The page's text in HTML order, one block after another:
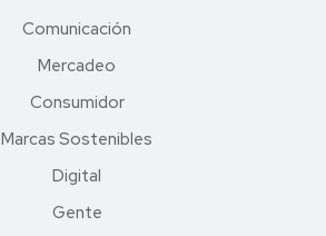
Comunicación
Mercadeo
Consumidor
Marcas Sostenibles
Digital
Gente